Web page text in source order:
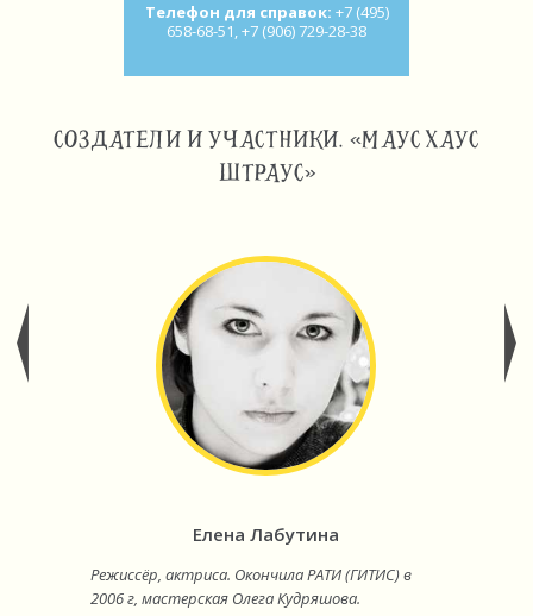
Телефон для справок: +7 (495)
658-68-51, +7 (906) 729-28-38
СОЗДАТЕЛИ И УЧАСТНИКИ. «МАУС ХАУС
ШТРАУС»
Елена Лабутина
Режиссёр, актриса. Окончила РАТИ (ГИТИС) в
2006 г, мастерская Олега Кудряшова.